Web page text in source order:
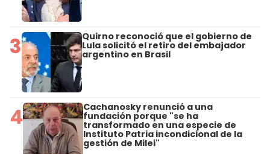
3 Quirno reconoció que el gobierno de
Lula solicitó el retiro del embajador
argentino en Brasil
4 Cachanosky renunció a una
fundación porque "se ha
transformado en una especie de
Instituto Patria incondicional de la
gestión de Milei"